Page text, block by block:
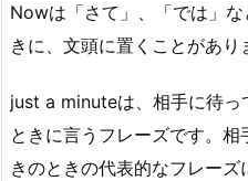
Nowは「さて」、「では」
きに、文頭に置くことがあり
just a minuteは、相手に待っ
ときに言うフレーズです。
きのときの代表的なフレーズ